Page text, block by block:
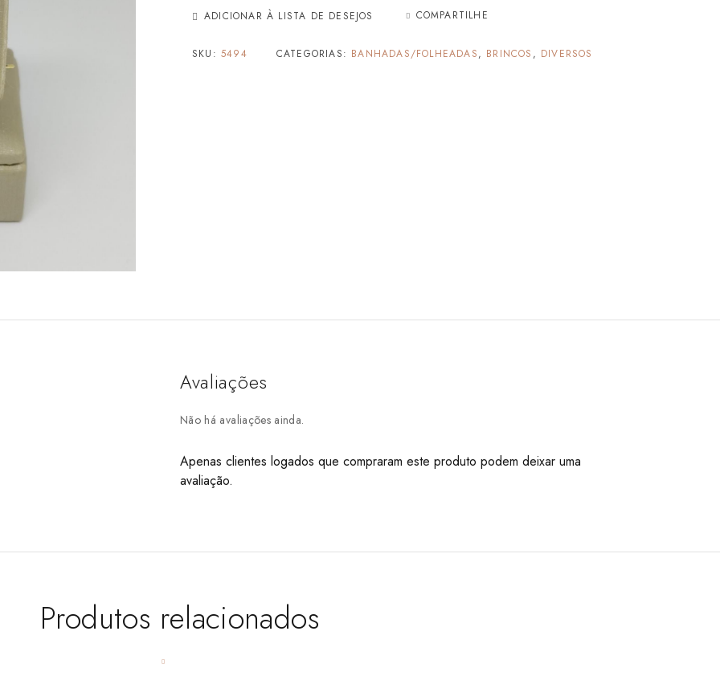
ADICIONAR À LISTA DE DESEJOS COMPARTILHE
SKU: 5494 CATEGORIAS: BANHADAS/FOLHEADAS, BRINCOS , DIVERSOS
Avaliações
Não há avaliações ainda.
Apenas clientes logados que compraram este produto podem deixar uma
avaliação.
Produtos relacionados